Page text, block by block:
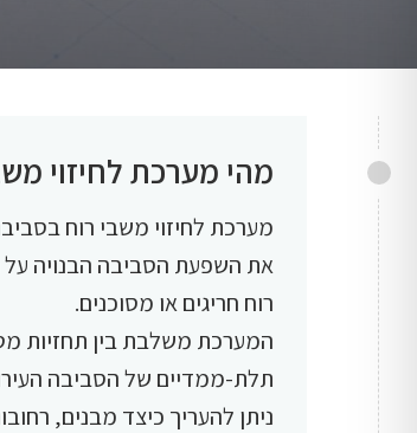
מהי מערכת לחיזוי
מערכת לחיזוי משבי רוח
את השפעת הסביבה הבנויה על
רוח חריגים או מסוכנים.
המערכת משלבת בין תחזיות
תלת-ממדיים של הסביבה
ניתן להעריך כיצד מבנים,